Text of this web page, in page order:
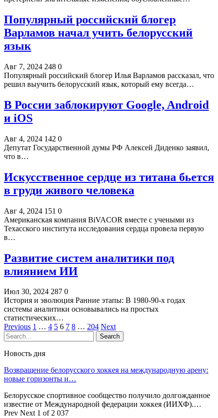
Популярный российский блогер
Варламов начал учить белорусский
язык
Авг 7, 2024 248 0
Популярный российский блогер Илья Варламов рассказал, что
решил выучить белорусский язык, который ему всегда…
В России заблокируют Google, Android
и iOS
Авг 4, 2024 142 0
Депутат Государственной думы РФ Алексей Диденко заявил,
что в…
Искусственное сердце из титана бьется
в груди живого человека
Авг 4, 2024 151 0
Американская компания BiVACOR вместе с учеными из
Техасского института исследования сердца провела первую
в…
Развитие систем аналитики под
влиянием ИИ
Июл 30, 2024 287 0
История и эволюция Ранние этапы: В 1980-90-х годах
системы аналитики основывались на простых
статистических…
Previous 1 … 4 5 6 7 8 … 204 Next
Новость дня
Возвращение белорусского хоккея на международную арену:
новые горизонты и…
Белорусское спортивное сообщество получило долгожданное
известие от Международной федерации хоккея (ИИХФ).…
Prev Next 1 of 2 037